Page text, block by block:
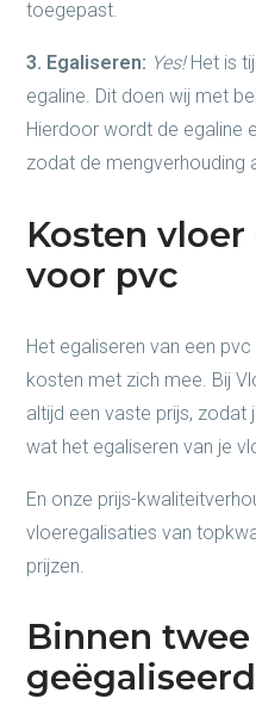
toegepast.
3. Egaliseren: Yes!Het is
egaline. Dit doen wij met
Hierdoor wordt de egaline
zodat de mengverhouding
Kosten
voor pvc
Het egaliseren van een
kosten met zich mee. Bij
altijd een vaste prijs,
wat het egaliseren van je
En onze prijs-
vloeregalisaties van
prijzen.
Binnen